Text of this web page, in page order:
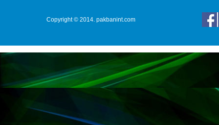
Copyright © 2014. pakbanint.com